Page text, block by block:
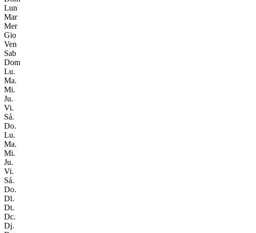
Lun
Mar
Mer
Gio
Ven
Sab
Dom
Lu.
Ma.
Mi.
Ju.
Vi.
Sá.
Do.
Lu.
Ma.
Mi.
Ju.
Vi.
Sá.
Do.
Dl.
Dt.
Dc.
Dj.